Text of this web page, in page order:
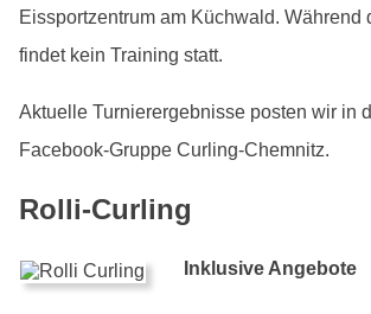
Eissportzentrum am Küchwald. Während
findet kein Training statt.
Aktuelle Turnierergebnisse posten wir in
Facebook-Gruppe Curling-Chemnitz.
Rolli-Curling
Inklusive Angebote